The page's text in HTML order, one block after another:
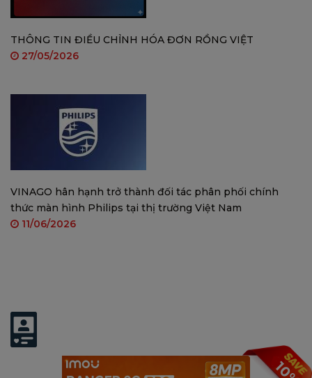
Lưu trữ đa dạng
: Ghi hình lên thẻ MicroSD (tối đa
THÔNG TIN ĐIỀU CHỈNH HÓA ĐƠN RỒNG VIỆT
27/05/2026
VINAGO hân hạnh trở thành đối tác phân phối chính
thức màn hình Philips tại thị trường Việt Nam
11/06/2026